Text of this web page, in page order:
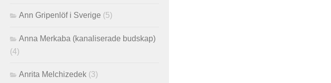
Ann Gripenlöf i Sverige (5)
Anna Merkaba (kanaliserade budskap)
(4)
Anrita Melchizedek (3)